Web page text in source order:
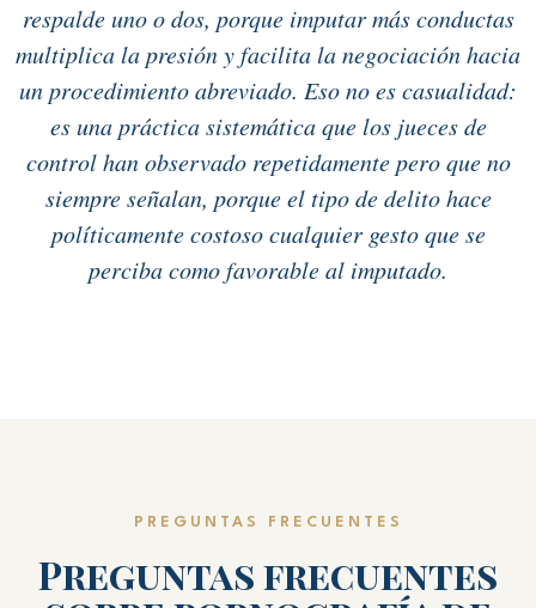
respalde uno o dos, porque imputar más conductas
multiplica la presión y facilita la negociación hacia
un procedimiento abreviado. Eso no es casualidad:
es una práctica sistemática que los jueces de
control han observado repetidamente pero que no
siempre señalan, porque el tipo de delito hace
políticamente costoso cualquier gesto que se
perciba como favorable al imputado.
PREGUNTAS FRECUENTES
Preguntas frecuentes